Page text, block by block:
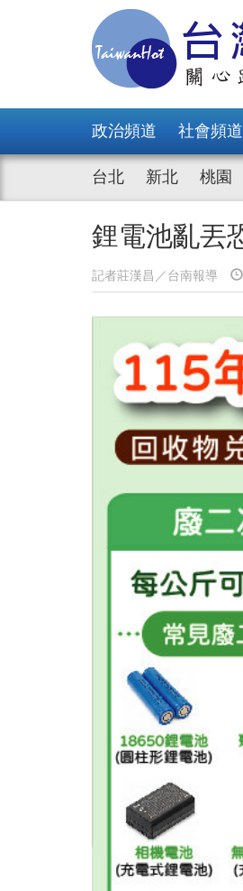
政治頻道 社會頻道
台北 新北 桃園
鋰電池亂丟
記者莊漢昌／台南報導